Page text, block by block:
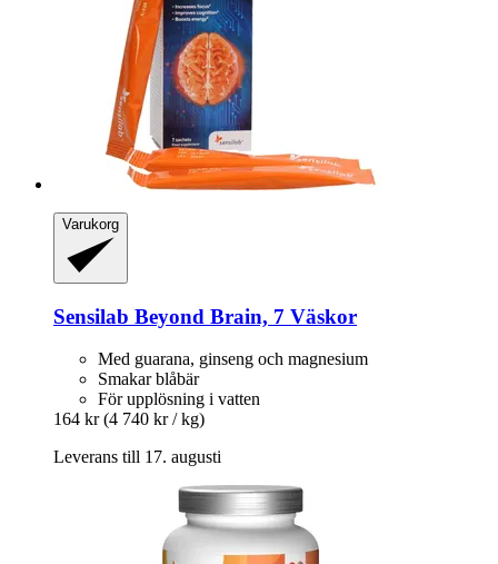
Varukorg
Sensilab Beyond Brain, 7 Väskor
Med guarana, ginseng och magnesium
Smakar blåbär
För upplösning i vatten
164 kr (4 740 kr / kg)
Leverans till 17. augusti